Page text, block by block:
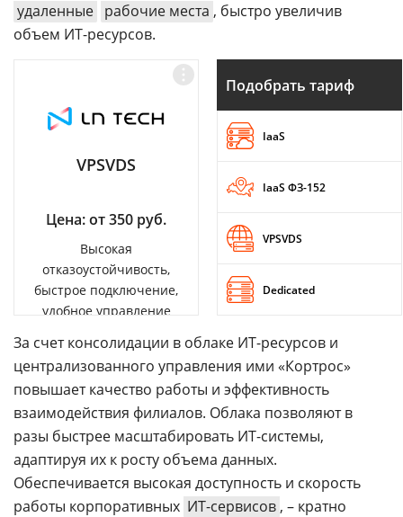
удаленные рабочие места , быстро увеличив
объем ИТ-ресурсов.
VPSVDS
Цена: от 350 руб.
Высокая
отказоустойчивость,
быстрое подключение,
удобное управление
Подобрать тариф
IaaS
IaaS ФЗ-152
VPSVDS
Dedicated
За счет консолидации в облаке ИТ-ресурсов и
централизованного управления ими «Кортрос»
повышает качество работы и эффективность
взаимодействия филиалов. Облака позволяют в
разы быстрее масштабировать ИТ-системы,
адаптируя их к росту объема данных.
Обеспечивается высокая доступность и скорость
работы корпоративных ИТ-сервисов , – кратно